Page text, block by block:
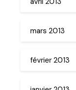
mars 2013
février 2013